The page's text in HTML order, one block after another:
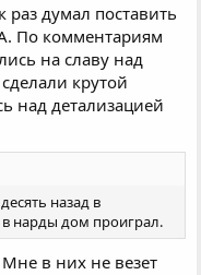
думал поставить
По комментариям
на славу над
крутой
над детализацией
назад в
в нарды дом проиграл.
в них не везет